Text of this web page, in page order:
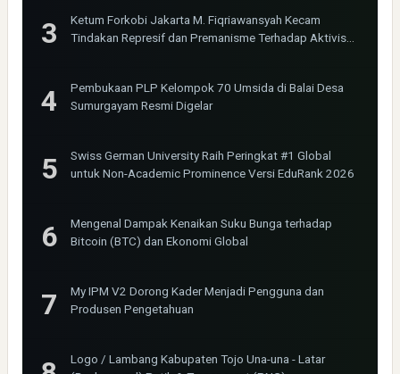
Ketum Forkobi Jakarta M. Fiqriawansyah Kecam
Tindakan Represif dan Premanisme Terhadap Aktivis
Pembukaan PLP Kelompok 70 Umsida di Balai Desa
Sumurgayam Resmi Digelar
Swiss German University Raih Peringkat #1 Global
untuk Non-Academic Prominence Versi EduRank 2026
Mengenal Dampak Kenaikan Suku Bunga terhadap
Bitcoin (BTC) dan Ekonomi Global
My IPM V2 Dorong Kader Menjadi Pengguna dan
Produsen Pengetahuan
Logo / Lambang Kabupaten Tojo Una-una - Latar